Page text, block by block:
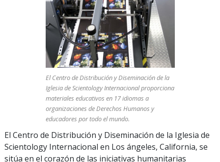
El Centro de Distribución y Diseminación de la
Iglesia de Scientology Internacional proporciona
materiales educativos en 17 idiomas a
organizaciones de Derechos Humanos y
educadores por todo el mundo.
El Centro de Distribución y Diseminación de la Iglesia de
Scientology Internacional en Los ángeles, California, se
sitúa en el corazón de las iniciativas humanitarias